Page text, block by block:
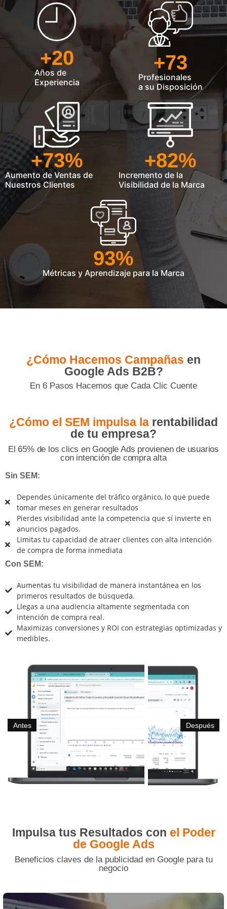
Años de
Experiencia
+20
Profesionales
a su Disposición
+73
Aumento de Ventas de
Nuestros Clientes
+73%
Incremento de la
Visibilidad de la Marca
+82%
Métricas y Aprendizaje para la Marca
93%
¿Cómo Hacemos Campañas en
Google Ads B2B?
En 6 Pasos Hacemos que Cada Clic Cuente
¿Cómo el SEM impulsa la rentabilidad
de tu empresa?
El 65% de los clics en Google Ads provienen de usuarios
con intención de compra alta
Sin SEM:
Dependes únicamente del tráfico orgánico, lo que puede
tomar meses en generar resultados
Pierdes visibilidad ante la competencia que sí invierte en
anuncios pagados.
Limitas tu capacidad de atraer clientes con alta intención
de compra de forma inmediata
Con SEM:
Aumentas tu visibilidad de manera instantánea en los
primeros resultados de búsqueda.
Llegas a una audiencia altamente segmentada con
intención de compra real.
Maximizas conversiones y ROI con estrategias optimizadas y
medibles.
Antes Después
Impulsa tus Resultados con el Poder
de Google Ads
Beneficios claves de la publicidad en Google para tu
negocio